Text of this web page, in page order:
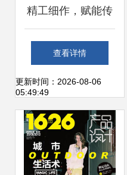
精工细作，赋能传
播——杂志期刊与
画册印刷定制全解
析
查看详情
更新时间：2026-08-06
05:49:49